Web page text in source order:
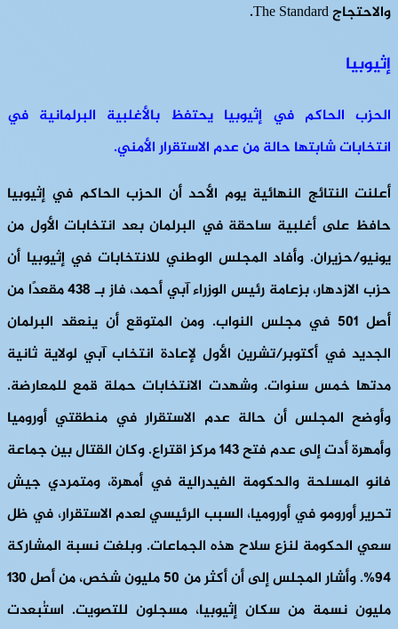
والاحتجاج The Standard.
إثيوبيا
الحزب الحاكم في إثيوبيا يحتفظ بالأغلبية البرلمانية في
انتخابات شابتها حالة من عدم الاستقرار الأمني.
أعلنت النتائج النهائية يوم الأحد أن الحزب الحاكم في إثيوبيا
حافظ على أغلبية ساحقة في البرلمان بعد انتخابات الأول من
يونيو/حزيران. وأفاد المجلس الوطني للانتخابات في إثيوبيا أن
حزب الازدهار، بزعامة رئيس الوزراء آبي أحمد، فاز بـ 438 مقعدًا من
أصل 501 في مجلس النواب. ومن المتوقع أن ينعقد البرلمان
الجديد في أكتوبر/تشرين الأول لإعادة انتخاب آبي لولاية ثانية
مدتها خمس سنوات. وشهدت الانتخابات حملة قمع للمعارضة.
وأوضح المجلس أن حالة عدم الاستقرار في منطقتي أوروميا
وأمهرة أدت إلى عدم فتح 143 مركز اقتراع. وكان القتال بين جماعة
فانو المسلحة والحكومة الفيدرالية في أمهرة، ومتمردي جيش
تحرير أورومو في أوروميا، السبب الرئيسي لعدم الاستقرار، في ظل
سعي الحكومة لنزع سلاح هذه الجماعات. وبلغت نسبة المشاركة
94%. وأشار المجلس إلى أن أكثر من 50 مليون شخص، من أصل 130
مليون نسمة من سكان إثيوبيا، مسجلون للتصويت. استُبعدت